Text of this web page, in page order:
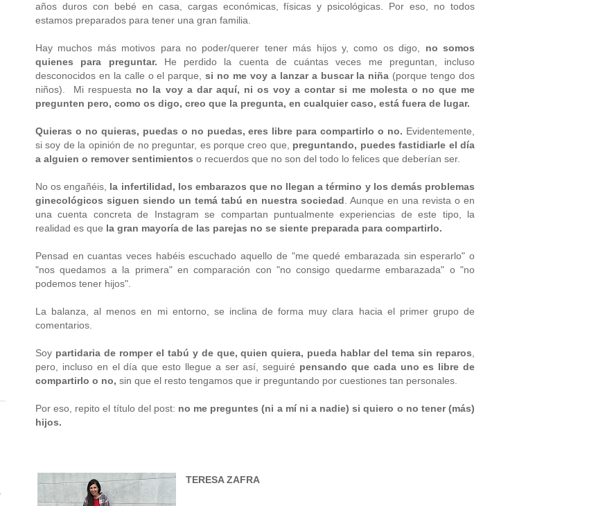
años duros con bebé en casa, cargas económicas, físicas y psicológicas. Por eso, no todos
estamos preparados para tener una gran familia.
Hay muchos más motivos para no poder/querer tener más hijos y, como os digo, no somos
quienes para preguntar. He perdido la cuenta de cuántas veces me preguntan, incluso
desconocidos en la calle o el parque,si no me voy a lanzar a buscar la niña (porque tengo dos
niños). Mi respuesta no la voy a dar aquí, ni os voy a contar si me molesta o no que me
pregunten pero, como os digo, creo que la pregunta, en cualquier caso, está fuera de lugar.
Quieras o no quieras, puedas o no puedas, eres libre para compartirlo o no. Evidentemente,
si soy de la opinión de no preguntar, es porque creo que, preguntando, puedes fastidiarle el día
a alguien o remover sentimientos o recuerdos que no son del todo lo felices que deberían ser.
No os engañéis, la infertilidad, los embarazos que no llegan a término y los demás problemas
ginecológicos siguen siendo un temá tabú en nuestra sociedad . Aunque en una revista o en
una cuenta concreta de Instagram se compartan puntualmente experiencias de este tipo, la
realidad es que la gran mayoría de las parejas no se siente preparada para compartirlo.
Pensad en cuantas veces habéis escuchado aquello de "me quedé embarazada sin esperarlo" o
"nos quedamos a la primera" en comparación con "no consigo quedarme embarazada" o "no
podemos tener hijos".
La balanza, al menos en mi entorno, se inclina de forma muy clara hacia el primer grupo de
comentarios.
Soy partidaria de romper el tabú y de que, quien quiera, pueda hablar del tema sin reparos
pero, incluso en el día que esto llegue a ser así, seguiré pensando que cada uno es libre de
compartirlo o no, sin que el resto tengamos que ir preguntando por cuestiones tan personales.
Por eso, repito el título del post: no me preguntes (ni a mí ni a nadie) si quiero o no tener (más)
hijos.
TERESA ZAFRA